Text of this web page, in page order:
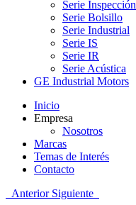
Serie Inspección
Serie Bolsillo
Serie Industrial
Serie IS
Serie IR
Serie Acústica
GE Industrial Motors
Inicio
Empresa
Nosotros
Marcas
Temas de Interés
Contacto
Anterior Siguiente